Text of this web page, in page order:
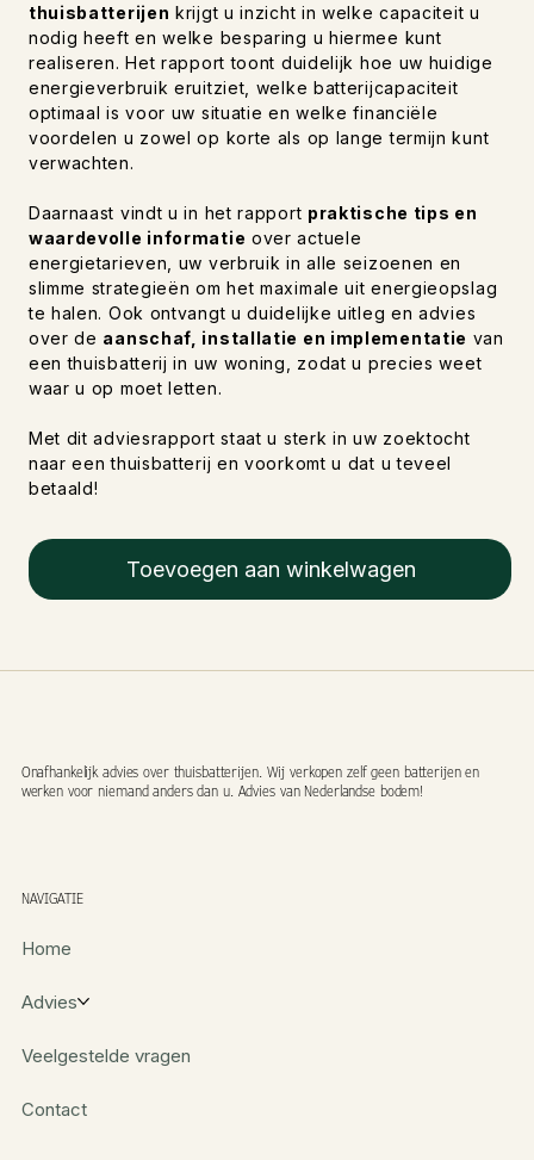
thuisbatterijen krijgt u inzicht in welke capaciteit u
nodig heeft en welke besparing u hiermee kunt
realiseren. Het rapport toont duidelijk hoe uw huidige
energieverbruik eruitziet, welke batterijcapaciteit
optimaal is voor uw situatie en welke financiële
voordelen u zowel op korte als op lange termijn kunt
verwachten.
Daarnaast vindt u in het rapport praktische tips en
waardevolle informatie over actuele
energietarieven, uw verbruik in alle seizoenen en
slimme strategieën om het maximale uit energieopslag
te halen. Ook ontvangt u duidelijke uitleg en advies
over de aanschaf, installatie en implementatie van
een thuisbatterij in uw woning, zodat u precies weet
waar u op moet letten.
Met dit adviesrapport staat u sterk in uw zoektocht
naar een thuisbatterij en voorkomt u dat u teveel
betaald!
Toevoegen aan winkelwagen
NAVIGATIE
Onafhankelijk advies over thuisbatterijen. Wij verkopen zelf geen batterijen en
werken voor niemand anders dan u. Advies van Nederlandse bodem!
Home
Advies
Veelgestelde vragen
Contact